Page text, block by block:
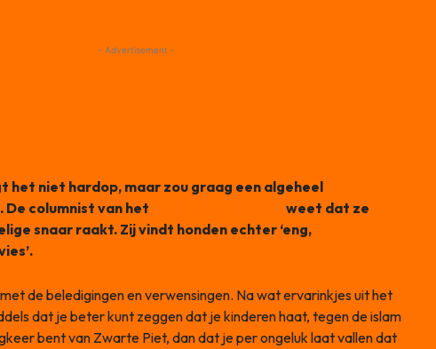
- Advertisement -
het niet hardop, maar zou graag een algeheel
De columnist van het
weet dat ze
snaar raakt. Zij vindt honden echter ‘eng,
de beledigingen en verwensingen. Na wat ervarinkjes uit het
dat je beter kunt zeggen dat je kinderen haat, tegen de islam
bent van Zwarte Piet, dan dat je per ongeluk laat vallen dat